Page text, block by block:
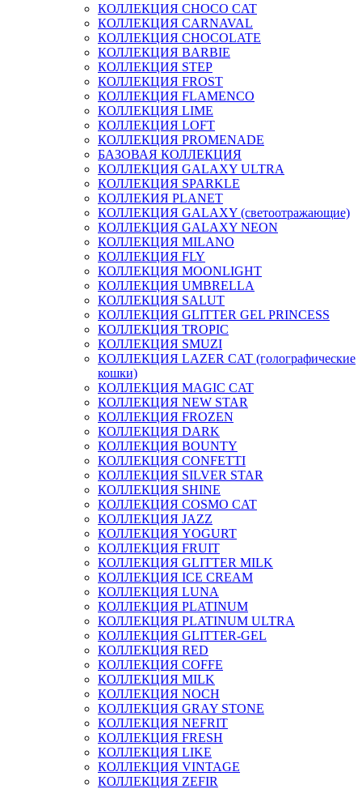
КОЛЛЕКЦИЯ CHOCO CAT
КОЛЛЕКЦИЯ CARNAVAL
КОЛЛЕКЦИЯ CHOCOLATE
КОЛЛЕКЦИЯ BARBIE
КОЛЛЕКЦИЯ STEP
КОЛЛЕКЦИЯ FROST
КОЛЛЕКЦИЯ FLAMENCO
КОЛЛЕКЦИЯ LIME
КОЛЛЕКЦИЯ LOFT
КОЛЛЕКЦИЯ PROMENADE
БАЗОВАЯ КОЛЛЕКЦИЯ
КОЛЛЕКЦИЯ GALAXY ULTRA
КОЛЛЕКЦИЯ SPARKLE
КОЛЛЕКИЯ PLANET
КОЛЛЕКЦИЯ GALAXY (светоотражающие)
КОЛЛЕКЦИЯ GALAXY NEON
КОЛЛЕКЦИЯ MILANO
КОЛЛЕКЦИЯ FLY
КОЛЛЕКЦИЯ MOONLIGHT
КОЛЛЕКЦИЯ UMBRELLA
КОЛЛЕКЦИЯ SALUT
КОЛЛЕКЦИЯ GLITTER GEL PRINCESS
КОЛЛЕКЦИЯ TROPIC
КОЛЛЕКЦИЯ SMUZI
КОЛЛЕКЦИЯ LAZER CAT (голографические
кошки)
КОЛЛЕКЦИЯ MAGIC CAT
КОЛЛЕКЦИЯ NEW STAR
КОЛЛЕКЦИЯ FROZEN
КОЛЛЕКЦИЯ DARK
КОЛЛЕКЦИЯ BOUNTY
КОЛЛЕКЦИЯ CONFETTI
КОЛЛЕКЦИЯ SILVER STAR
КОЛЛЕКЦИЯ SHINE
КОЛЛЕКЦИЯ COSMO CAT
КОЛЛЕКЦИЯ JAZZ
КОЛЛЕКЦИЯ YOGURT
КОЛЛЕКЦИЯ FRUIT
КОЛЛЕКЦИЯ GLITTER MILK
КОЛЛЕКЦИЯ ICE CREAM
КОЛЛЕКЦИЯ LUNA
КОЛЛЕКЦИЯ PLATINUM
КОЛЛЕКЦИЯ PLATINUM ULTRA
КОЛЛЕКЦИЯ GLITTER-GEL
КОЛЛЕКЦИЯ RED
КОЛЛЕКЦИЯ COFFE
КОЛЛЕКЦИЯ MILK
КОЛЛЕКЦИЯ NOCH
КОЛЛЕКЦИЯ GRAY STONE
КОЛЛЕКЦИЯ NEFRIT
КОЛЛЕКЦИЯ FRESH
КОЛЛЕКЦИЯ LIKE
КОЛЛЕКЦИЯ VINTAGE
КОЛЛЕКЦИЯ ZEFIR